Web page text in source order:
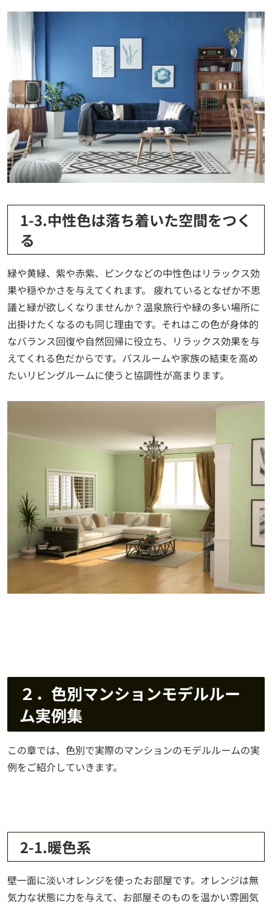
1-3.中性色は落ち着いた空間をつく
る
緑や黄緑、紫や赤紫、ピンクなどの中性色はリラックス効
果や穏やかさを与えてくれます。 疲れているとなぜか不思
議と緑が欲しくなりませんか？温泉旅行や緑の多い場所に
出掛けたくなるのも同じ理由です。それはこの色が身体的
なバランス回復や自然回帰に役立ち、リラックス効果を与
えてくれる色だからです。バスルームや家族の結束を高め
たいリビングルームに使うと協調性が高まります。
２．色別マンションモデルルー
ム実例集
この章では、色別で実際のマンションのモデルルームの実
例をご紹介していきます。
2-1.暖色系
壁一面に淡いオレンジを使ったお部屋です。オレンジは無
気力な状態に力を与えて、お部屋そのものを温かい雰囲気